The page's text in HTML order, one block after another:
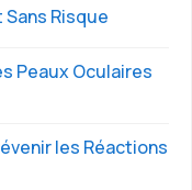
Risque
Peaux Oculaires
les Réactions